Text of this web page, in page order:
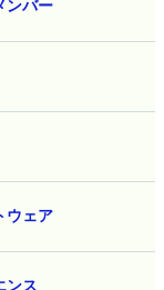
ンバー
ウェア
ンス